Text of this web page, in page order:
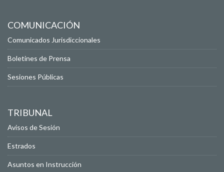
COMUNICACIÓN
Comunicados Jurisdiccionales
Boletines de Prensa
Sesiones Públicas
TRIBUNAL
Avisos de Sesión
Estrados
Asuntos en Instrucción